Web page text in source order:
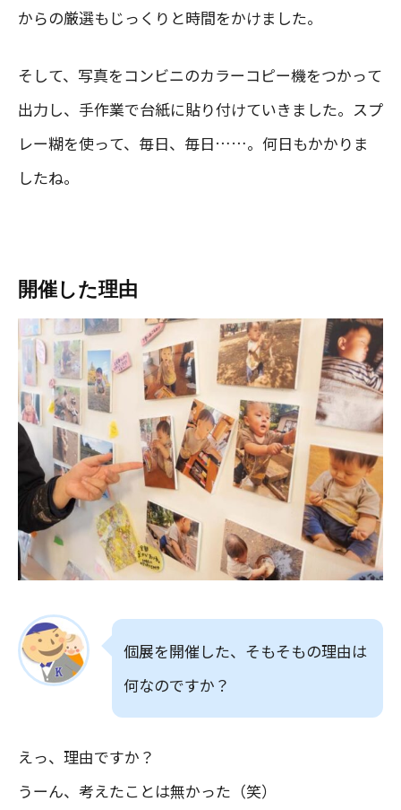
からの厳選もじっくりと時間をかけました。
そして、写真をコンビニのカラーコピー機をつかって
出力し、手作業で台紙に貼り付けていきました。スプ
レー糊を使って、毎日、毎日……。何日もかかりま
したね。
開催した理由
個展を開催した、そもそもの理由は
何なのですか？
えっ、理由ですか？
うーん、考えたことは無かった（笑）